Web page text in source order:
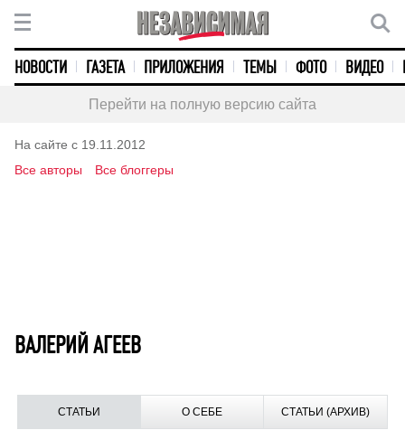
НОВОСТИ ГАЗЕТА ПРИЛОЖЕНИЯ ТЕМЫ ФОТО ВИДЕО
Перейти на полную версию сайта
На сайте с 19.11.2012
Все авторы
Все блоггеры
ВАЛЕРИЙ АГЕЕВ
СТАТЬИ О СЕБЕ СТАТЬИ (АРХИВ)